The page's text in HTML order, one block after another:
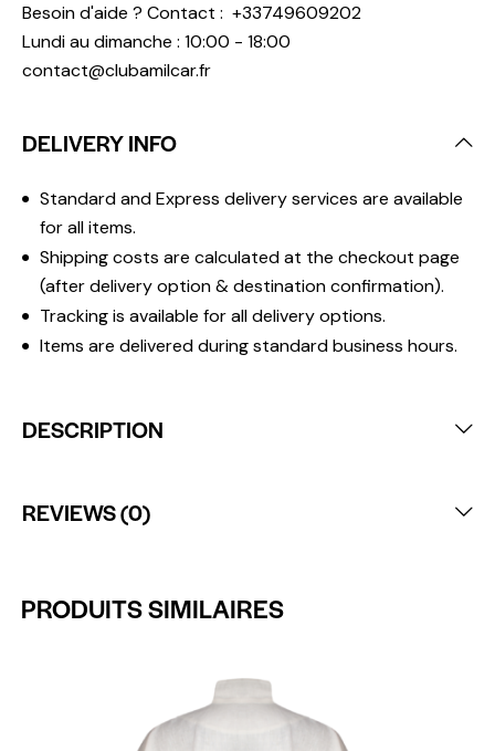
Besoin d'aide ? Contact : +33749609202
Lundi au dimanche : 10:00 - 18:00
contact@clubamilcar.fr
DELIVERY INFO
Standard and Express delivery services are available
for all items.
Shipping costs are calculated at the checkout page
(after delivery option & destination confirmation).
Tracking is available for all delivery options.
Items are delivered during standard business hours.
DESCRIPTION
REVIEWS (0)
PRODUITS SIMILAIRES